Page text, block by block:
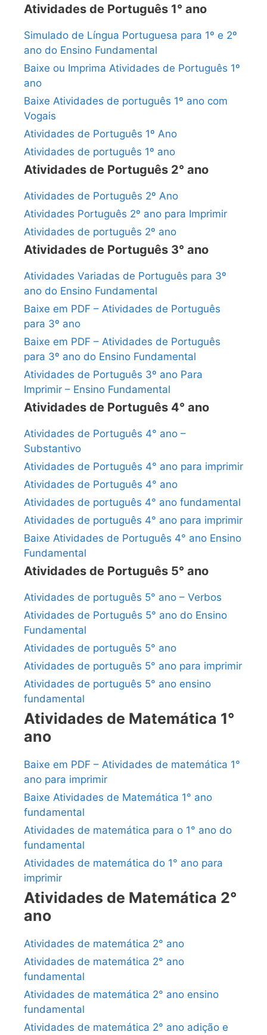
Atividades de Português 1° ano
Simulado de Língua Portuguesa para 1º e 2º
ano do Ensino Fundamental
Baixe ou Imprima Atividades de Português 1º
ano
Baixe Atividades de português 1º ano com
Vogais
Atividades de Português 1º Ano
Atividades de português 1º ano
Atividades de Português 2° ano
Atividades de Português 2º Ano
Atividades Português 2º ano para Imprimir
Atividades de português 2º ano
Atividades de Português 3° ano
Atividades Variadas de Português para 3º
ano do Ensino Fundamental
Baixe em PDF – Atividades de Português
para 3º ano
Baixe em PDF – Atividades de Português
para 3º ano do Ensino Fundamental
Atividades de Português 3º ano Para
Imprimir – Ensino Fundamental
Atividades de Português 4° ano
Atividades de Português 4° ano –
Substantivo
Atividades de Português 4° ano para imprimir
Atividades de Português 4° ano
Atividades de português 4° ano fundamental
Atividades de português 4° ano para imprimir
Baixe Atividades de Português 4° ano Ensino
Fundamental
Atividades de Português 5° ano
Atividades de português 5° ano – Verbos
Atividades de Português 5° ano do Ensino
Fundamental
Atividades de português 5° ano
Atividades de português 5° ano para imprimir
Atividades de português 5° ano ensino
fundamental
Atividades de Matemática 1°
ano
Baixe em PDF – Atividades de matemática 1°
ano para imprimir
Baixe Atividades de Matemática 1° ano
fundamental
Atividades de matemática para o 1° ano do
fundamental
Atividades de matemática do 1° ano para
imprimir
Atividades de Matemática 2°
ano
Atividades de matemática 2° ano
Atividades de matemática 2° ano
fundamental
Atividades de matemática 2° ano ensino
fundamental
Atividades de matemática 2° ano adição e